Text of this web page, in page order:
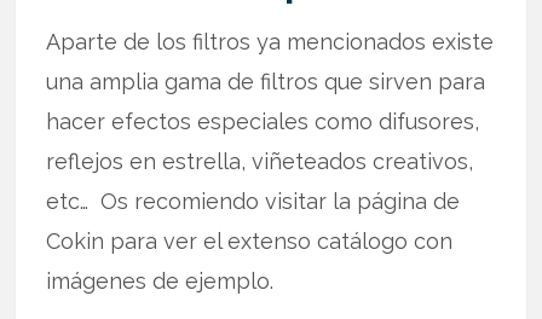
Aparte de los filtros ya mencionados existe
una amplia gama de filtros que sirven para
hacer efectos especiales como difusores,
reflejos en estrella, viñeteados creativos,
etc… Os recomiendo visitar la página de
Cokin para ver el extenso catálogo con
imágenes de ejemplo.